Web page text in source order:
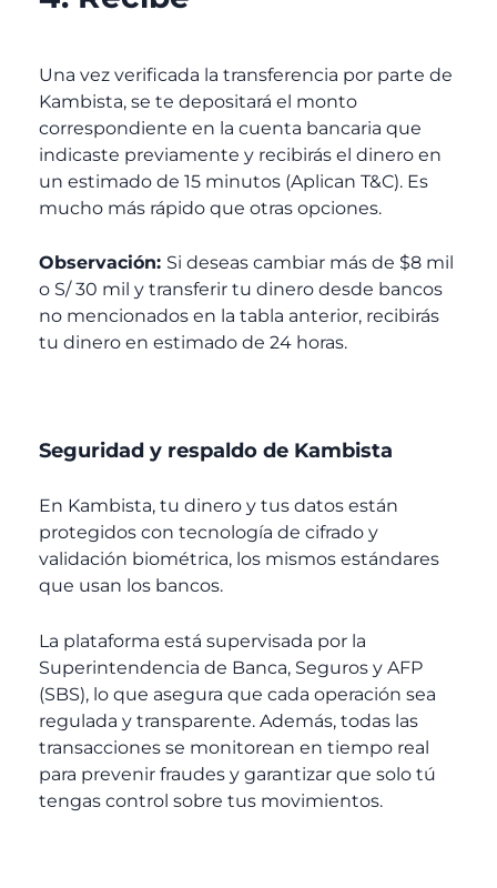
Una vez verificada la transferencia por parte de
Kambista, se te depositará el monto
correspondiente en la cuenta bancaria que
indicaste previamente y recibirás el dinero en
un estimado de 15 minutos (Aplican T&C). Es
mucho más rápido que otras opciones.
Observación: Si deseas cambiar más de $8 mil
o S/ 30 mil y transferir tu dinero desde bancos
no mencionados en la tabla anterior, recibirás
tu dinero en estimado de 24 horas.
Seguridad y respaldo de Kambista
En Kambista, tu dinero y tus datos están
protegidos con tecnología de cifrado y
validación biométrica, los mismos estándares
que usan los bancos.
La plataforma está supervisada por la
Superintendencia de Banca, Seguros y AFP
(SBS), lo que asegura que cada operación sea
regulada y transparente. Además, todas las
transacciones se monitorean en tiempo real
para prevenir fraudes y garantizar que solo tú
tengas control sobre tus movimientos.